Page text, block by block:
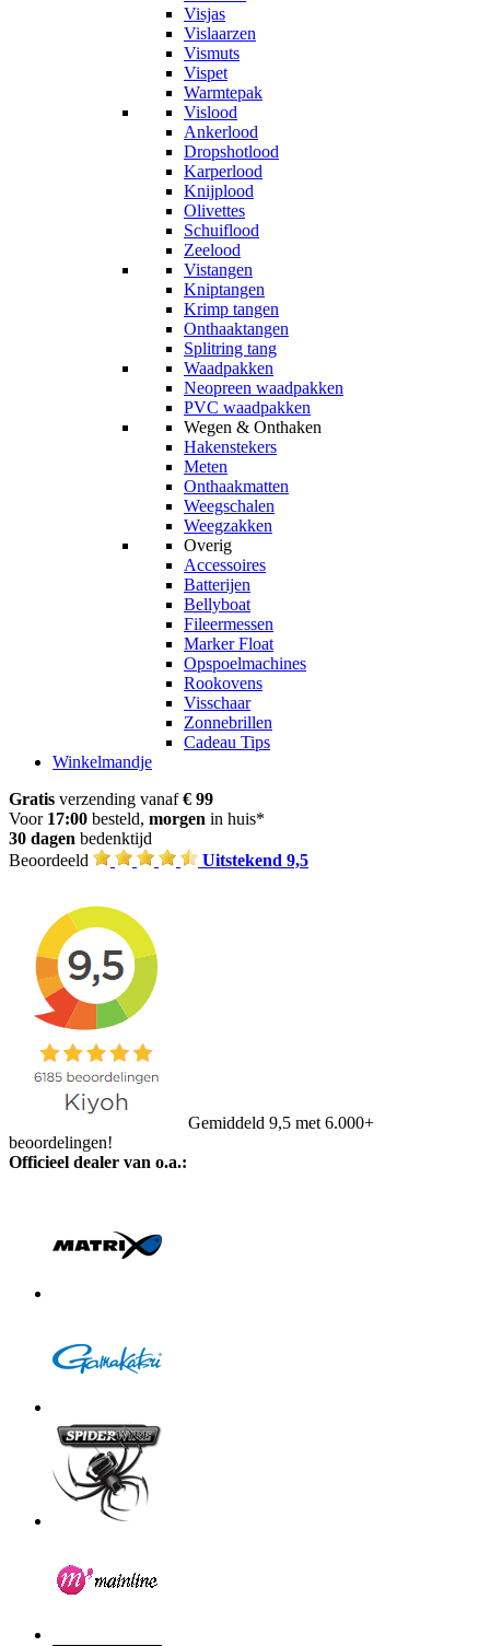
Visjas
Vislaarzen
Vismuts
Vispet
Warmtepak
Vislood
Ankerlood
Dropshotlood
Karperlood
Knijplood
Olivettes
Schuiflood
Zeelood
Vistangen
Kniptangen
Krimp tangen
Onthaaktangen
Splitring tang
Waadpakken
Neopreen waadpakken
PVC waadpakken
Wegen & Onthaken
Hakenstekers
Meten
Onthaakmatten
Weegschalen
Weegzakken
Overig
Accessoires
Batterijen
Bellyboat
Fileermessen
Marker Float
Opspoelmachines
Rookovens
Visschaar
Zonnebrillen
Cadeau Tips
Winkelmandje
Gratis verzending vanaf€ 99
Voor 17:00 besteld, morgen in huis*
30 dagen bedenktijd
Beoordeeld
Uitstekend 9,5
Gemiddeld 9,5 met 6.000+
beoordelingen!
Officieel dealer van o.a.: